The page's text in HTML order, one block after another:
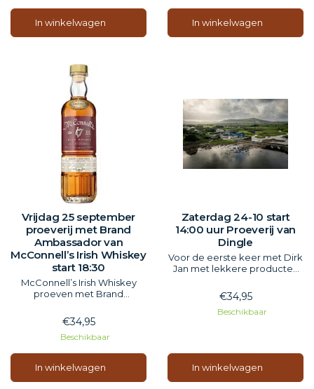
In winkelwagen In winkelwagen
Vrijdag 25 september
proeverij met Brand
Ambassador van
McConnell’s Irish Whiskey
start 18:30
McConnell’s Irish Whiskey
proeven met Brand
inclusief Hapjes
€34,95
Beschikbaar
In winkelwagen
Zaterdag 24-10 start
14:00 uur Proeverij van
Dingle
Voor de eerste keer met Dirk
Jan met lekkere producten
Inclusief hapjes
€34,95
Beschikbaar
In winkelwagen